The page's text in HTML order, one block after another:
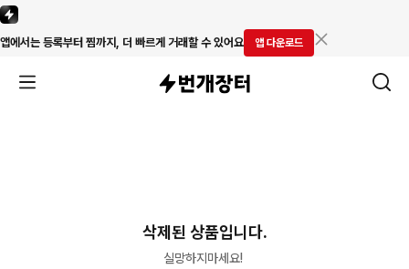
앱에서는 등록부터 찜까지, 더 빠르게 거래할 수 있어요 앱 다운로드
삭제된 상품입니다.
실망하지마세요!